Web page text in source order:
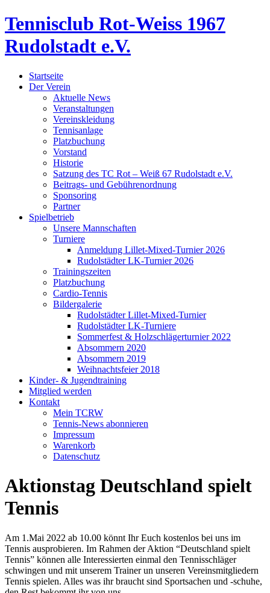
Tennisclub Rot-Weiss 1967
Rudolstadt e.V.
Startseite
Der Verein
Aktuelle News
Veranstaltungen
Vereinskleidung
Tennisanlage
Platzbuchung
Vorstand
Historie
Satzung des TC Rot – Weiß 67 Rudolstadt e.V.
Beitrags- und Gebührenordnung
Sponsoring
Partner
Spielbetrieb
Unsere Mannschaften
Turniere
Anmeldung Lillet-Mixed-Turnier 2026
Rudolstädter LK-Turnier 2026
Trainingszeiten
Platzbuchung
Cardio-Tennis
Bildergalerie
Rudolstädter Lillet-Mixed-Turnier
Rudolstädter LK-Turniere
Sommerfest & Holzschlägerturnier 2022
Absommern 2020
Absommern 2019
Weihnachtsfeier 2018
Kinder- & Jugendtraining
Mitglied werden
Kontakt
Mein TCRW
Tennis-News abonnieren
Impressum
Warenkorb
Datenschutz
Aktionstag Deutschland spielt
Tennis
Am 1.Mai 2022 ab 10.00 könnt Ihr Euch kostenlos bei uns im
Tennis ausprobieren. Im Rahmen der Aktion “Deutschland spielt
Tennis” können alle Interessierten einmal den Tennisschläger
schwingen und mit unserem Trainer un unseren Vereinsmitgliedern
Tennis spielen. Alles was ihr braucht sind Sportsachen und -schuhe,